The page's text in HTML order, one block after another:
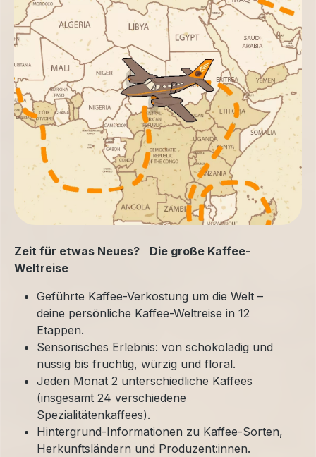
Zeit für etwas Neues? Die große Kaffee-
Weltreise
Geführte Kaffee-Verkostung um die Welt –
deine persönliche Kaffee-Weltreise in 12
Etappen.
Sensorisches Erlebnis: von schokoladig und
nussig bis fruchtig, würzig und floral.
Jeden Monat 2 unterschiedliche Kaffees
(insgesamt 24 verschiedene
Spezialitätenkaffees).
Hintergrund-Informationen zu Kaffee-Sorten,
Herkunftsländern und Produzent:innen.